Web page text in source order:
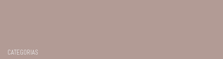
CATEGORIAS